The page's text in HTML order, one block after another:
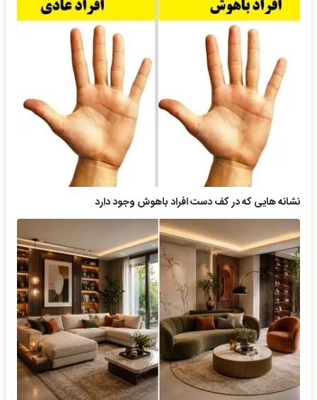
نشانه هایی که در کف دست افراد باهوش وجود دارد